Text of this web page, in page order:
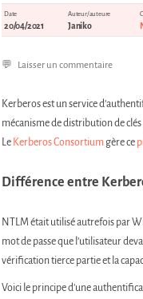
Date Auteur/auteure
20/04/2021 Janiko
Laisser un commentaire
Kerberos est un service
mécanisme de distribution de
Le Kerberos Consortium gère ce
Différence entre
NTLM était utilisé autrefois par
mot de passe que l’utilisateur
vérification tierce partie et la
Voici le principe d’une